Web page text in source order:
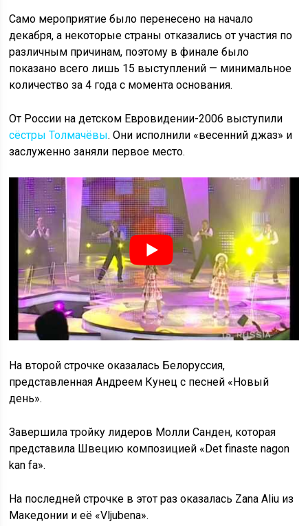
Само мероприятие было перенесено на начало
декабря, а некоторые страны отказались от участия по
различным причинам, поэтому в финале было
показано всего лишь 15 выступлений — минимальное
количество за 4 года с момента основания.
От России на детском Евровидении-2006 выступили
сёстры Толмачёвы. Они исполнили «весенний джаз» и
заслуженно заняли первое место.
На второй строчке оказалась Белоруссия,
представленная Андреем Кунец с песней «Новый
день».
Завершила тройку лидеров Молли Санден, которая
представила Швецию композицией «Det finaste nagon
kan fa».
На последней строчке в этот раз оказалась Zana Aliu из
Македонии и её «Vljubena».